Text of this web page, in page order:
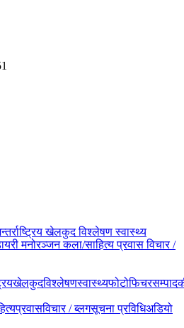
खेलकुदविश्लेषणस्वास्थ्य
मनोरञ्जनकला/साहित्यप्रवासविचार /
खेलकुदविश्लेषणस्वास्थ्यफोटोफिचर
प्रवासविचार / ब्लगसूचना प्रविधिअडियो